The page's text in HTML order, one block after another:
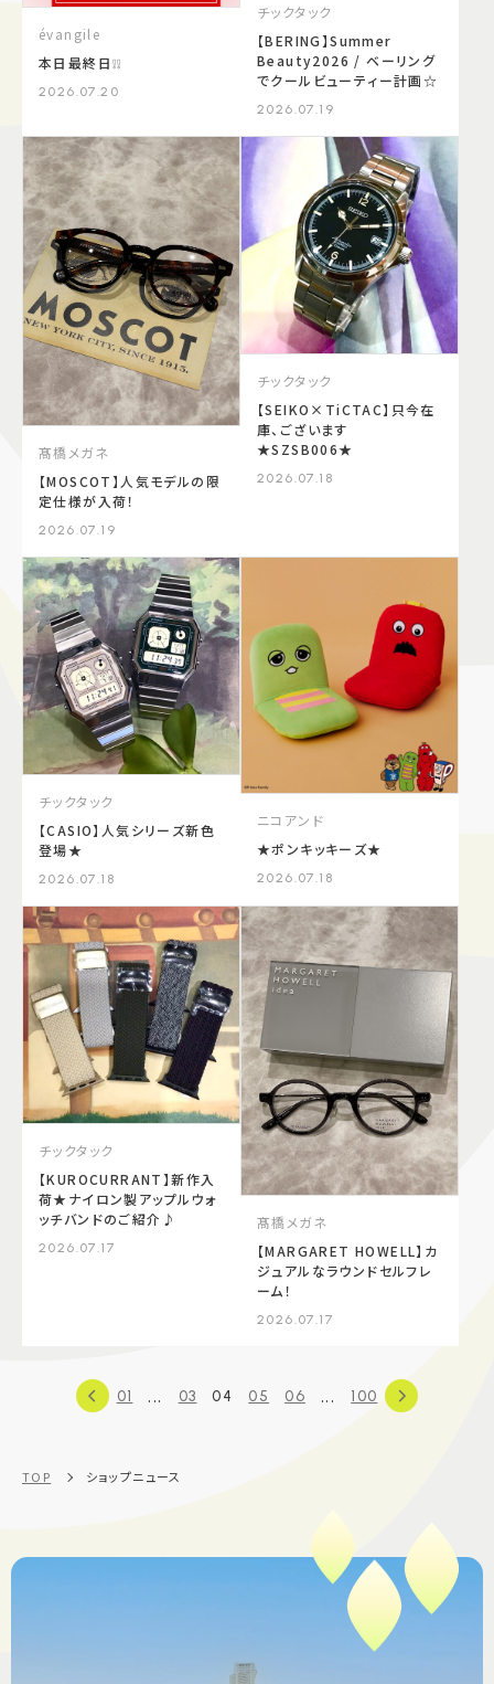
évangile
本日最終日❕❕
2026.07.20
チックタック
【BERING】Summer
Beauty2026 / ベーリング
でクールビューティー計画☆
2026.07.19
髙橋メガネ
【MOSCOT】人気モデルの限
定仕様が入荷！
2026.07.19
チックタック
【SEIKO×TiCTAC】只今在
庫、ございます
★SZSB006★
2026.07.18
チックタック
【CASIO】人気シリーズ新色
登場★
2026.07.18
ニコアンド
★ポンキッキーズ★
2026.07.18
チックタック
【KUROCURRANT】新作入
荷★ナイロン製アップルウォ
ッチバンドのご紹介♪
2026.07.17
髙橋メガネ
【MARGARET HOWELL】カ
ジュアルなラウンドセルフレ
ーム！
2026.07.17
01 ... 03 04 05 06 ... 100
TOP ショップニュース